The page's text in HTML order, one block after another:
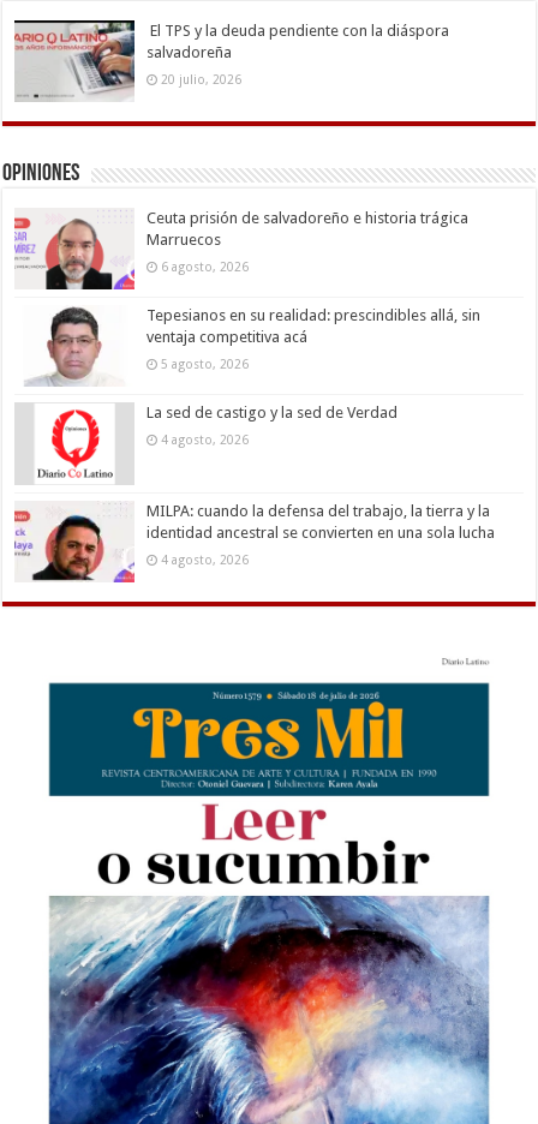
El TPS y la deuda pendiente con la diáspora
salvadoreña
20 julio, 2026
Opiniones
Ceuta prisión de salvadoreño e historia trágica
Marruecos
6 agosto, 2026
Tepesianos en su realidad: prescindibles allá, sin
ventaja competitiva acá
5 agosto, 2026
La sed de castigo y la sed de Verdad
4 agosto, 2026
MILPA: cuando la defensa del trabajo, la tierra y la
identidad ancestral se convierten en una sola lucha
4 agosto, 2026